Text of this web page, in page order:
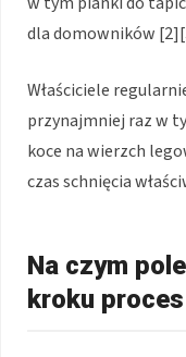
dla domowników
Właściciele
przynajmniej raz w
koce na wierzch
czas schnięcia
Na czym
kroku